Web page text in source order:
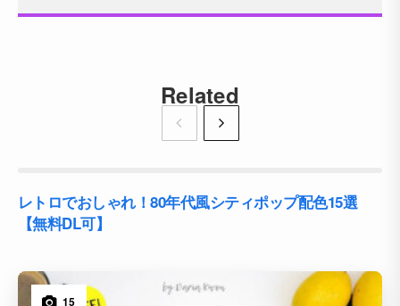
Related
レトロでおしゃれ！80年代風シティポップ配色15選
【無料DL可】
15